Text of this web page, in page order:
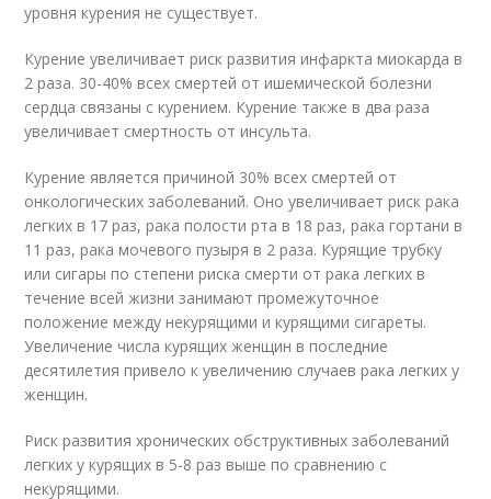
уровня курения не существует.
Курение увеличивает риск развития инфаркта миокарда в
2 раза. 30-40% всех смертей от ишемической болезни
сердца связаны с курением. Курение также в два раза
увеличивает смертность от инсульта.
Курение является причиной 30% всех смертей от
онкологических заболеваний. Оно увеличивает риск рака
легких в 17 раз, рака полости рта в 18 раз, рака гортани в
11 раз, рака мочевого пузыря в 2 раза. Курящие трубку
или сигары по степени риска смерти от рака легких в
течение всей жизни занимают промежуточное
положение между некурящими и курящими сигареты.
Увеличение числа курящих женщин в последние
десятилетия привело к увеличению случаев рака легких у
женщин.
Риск развития хронических обструктивных заболеваний
легких у курящих в 5-8 раз выше по сравнению с
некурящими.